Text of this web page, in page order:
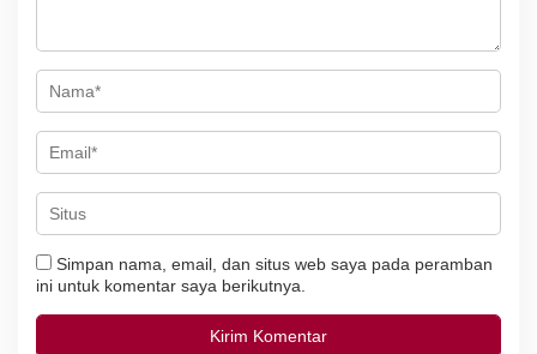
Simpan nama, email, dan situs web saya pada peramban
ini untuk komentar saya berikutnya.